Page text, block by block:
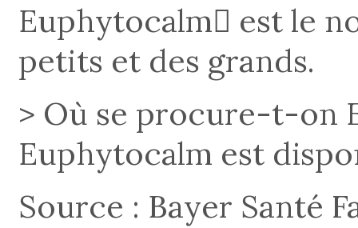
Euphytocalm est le
petits et des grands.
> Où se procure-t-on
Euphytocalm est
Source : Bayer Santé